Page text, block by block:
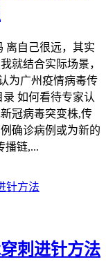
离自己很远，其实
就结合实际场景，
为广州疫情病毒传
如何看待专家认
冠病毒突变株,传
确诊病例或为新的
播链,...
刺进针方法